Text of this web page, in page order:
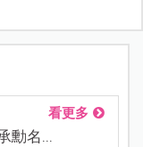
看更多
勳名...